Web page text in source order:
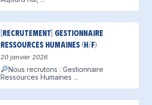
[Recrutement] Gestionnaire
Ressources Humaines (H/F)
20 janvier 2026
Nous recrutons : Gestionnaire
Ressources Humaines ...